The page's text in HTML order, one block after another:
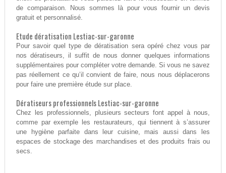
de comparaison. Nous sommes là pour vous fournir un devis
gratuit et personnalisé.
Etude dératisation Lestiac-sur-garonne
Pour savoir quel type de dératisation sera opéré chez vous par
nos dératiseurs, il suffit de nous donner quelques informations
supplémentaires pour compléter votre demande. Si vous ne savez
pas réellement ce qu’il convient de faire, nous nous déplacerons
pour faire une première étude sur place.
Dératiseurs professionnels Lestiac-sur-garonne
Chez les professionnels, plusieurs secteurs font appel à nous,
comme par exemple les restaurateurs, qui tiennent à s’assurer
une hygiène parfaite dans leur cuisine, mais aussi dans les
espaces de stockage des marchandises et des produits frais ou
secs.